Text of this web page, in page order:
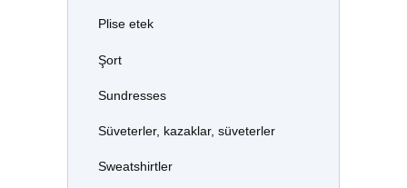
Plise etek
Şort
Sundresses
Süveterler, kazaklar, süveterler
Sweatshirtler